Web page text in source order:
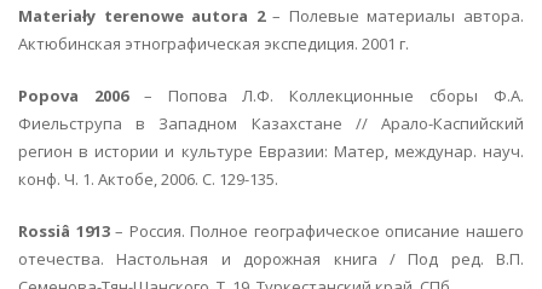
Materiały terenowe autora 2– Полевые материалы автора.
Актюбинская этнографическая экспедиция. 2001 г.
Popova 2006– Попова Л.Ф. Коллекционные сборы Ф.А.
Фиельструпа в Западном Казахстане // Арало-Каспийский
регион в истории и культуре Евразии: Матер, междунар. науч.
конф. Ч. 1. Актобе, 2006. С. 129-135.
Rossiâ 1913– Россия. Полное географическое описание нашего
отечества. Настольная и дорожная книга / Под ред. В.П.